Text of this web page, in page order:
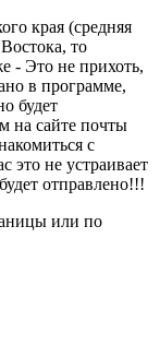
края (средняя
то
- Это не прихоть,
в программе,
будет
сайте почты
с
это не устраивает
отправлено!!!
или по